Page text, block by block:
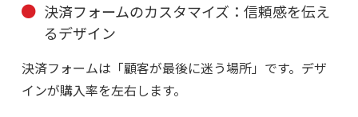
決済フォームのカスタマイズ：信頼感を伝え
るデザイン
決済フォームは「顧客が最後に迷う場所」です。デザ
インが購入率を左右します。